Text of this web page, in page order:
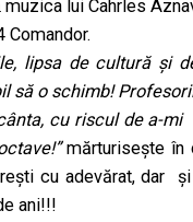
lui Cahrles
Comandor.
lipsa de cultură şi
să o schimb!
cu riscul de a-
mărturiseşte în
cu adevărat, dar
ani!!!